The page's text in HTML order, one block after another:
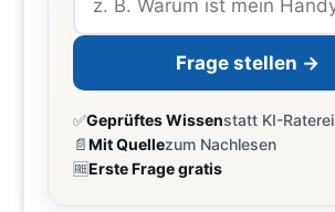
Frage stellen →
✅Geprüftes Wissenstatt KI-Raterei
📄Mit Quellezum Nachlesen
🆓Erste Frage gratis